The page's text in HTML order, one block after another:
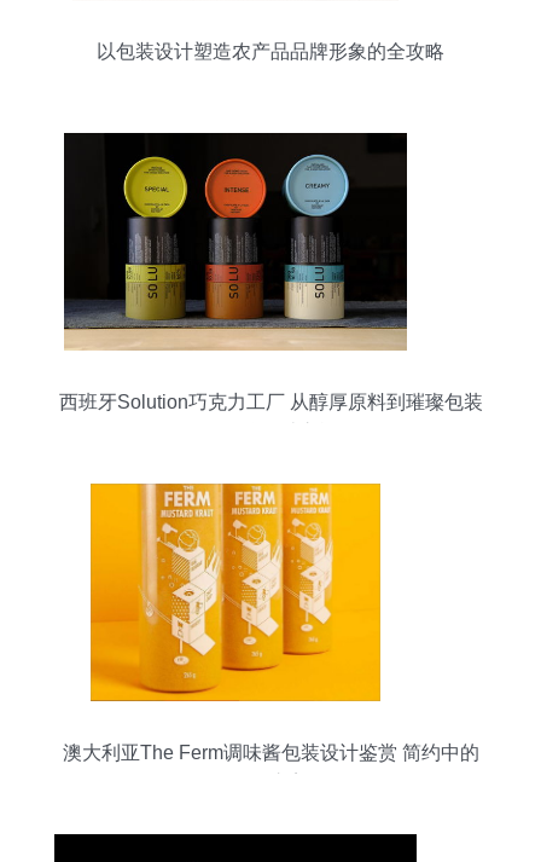
以包装设计塑造农产品品牌形象的全攻略
西班牙Solution巧克力工厂 从醇厚原料到璀璨包装
澳大利亚The Ferm调味酱包装设计鉴赏 简约中的